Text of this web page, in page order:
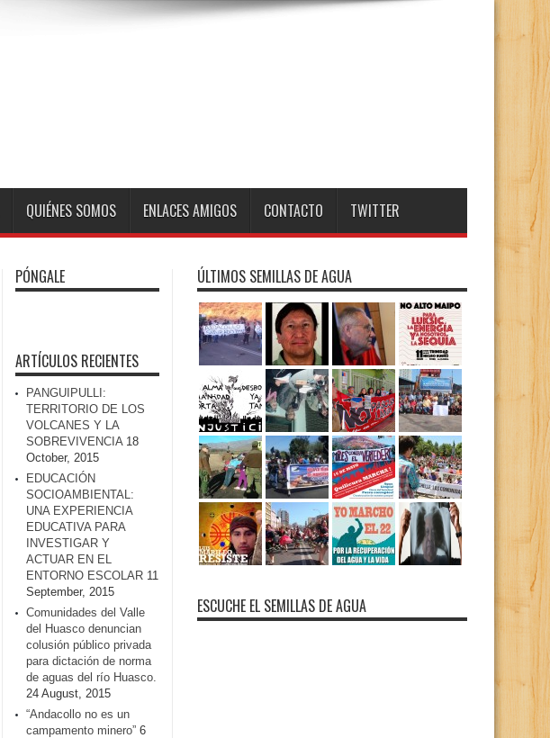
QUIÉNES SOMOS ENLACES AMIGOS CONTACTO TWITTER
PÓNGALE
ARTÍCULOS RECIENTES
PANGUIPULLI:
TERRITORIO DE LOS
VOLCANES Y LA
SOBREVIVENCIA 18
October, 2015
EDUCACIÓN
SOCIOAMBIENTAL:
UNA EXPERIENCIA
EDUCATIVA PARA
INVESTIGAR Y
ACTUAR EN EL
ENTORNO ESCOLAR 11
September, 2015
Comunidades del Valle
del Huasco denuncian
colusión público privada
para dictación de norma
de aguas del río Huasco.
24 August, 2015
“Andacollo no es un
campamento minero” 6
ÚLTIMOS SEMILLAS DE AGUA
ESCUCHE EL SEMILLAS DE AGUA